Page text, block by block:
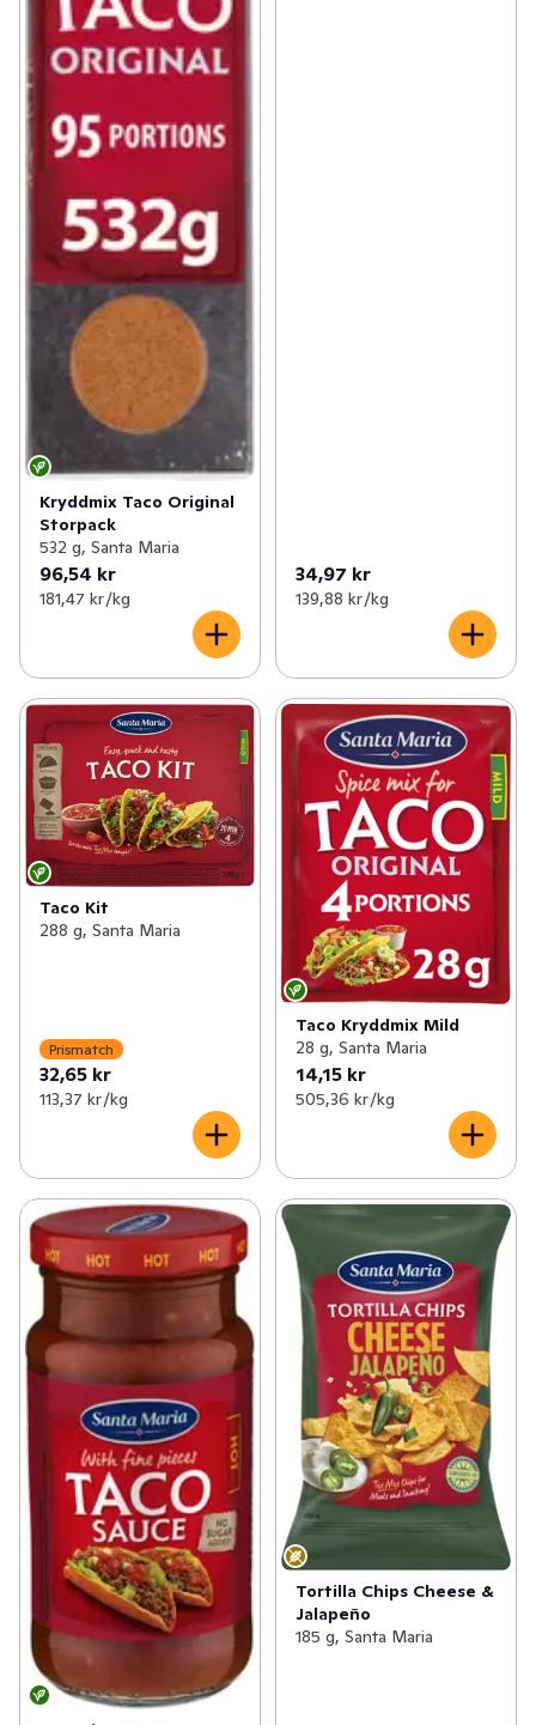
Kryddmix Taco Original
Storpack
532 g, Santa Maria
96,54 kr
181,47 kr /kg
34,97 kr
139,88 kr /kg
Taco Kit
288 g, Santa Maria
Prismatch
32,65 kr
113,37 kr /kg
Taco Kryddmix Mild
28 g, Santa Maria
14,15 kr
505,36 kr /kg
Tortilla Chips Cheese &
Jalapeño
185 g, Santa Maria